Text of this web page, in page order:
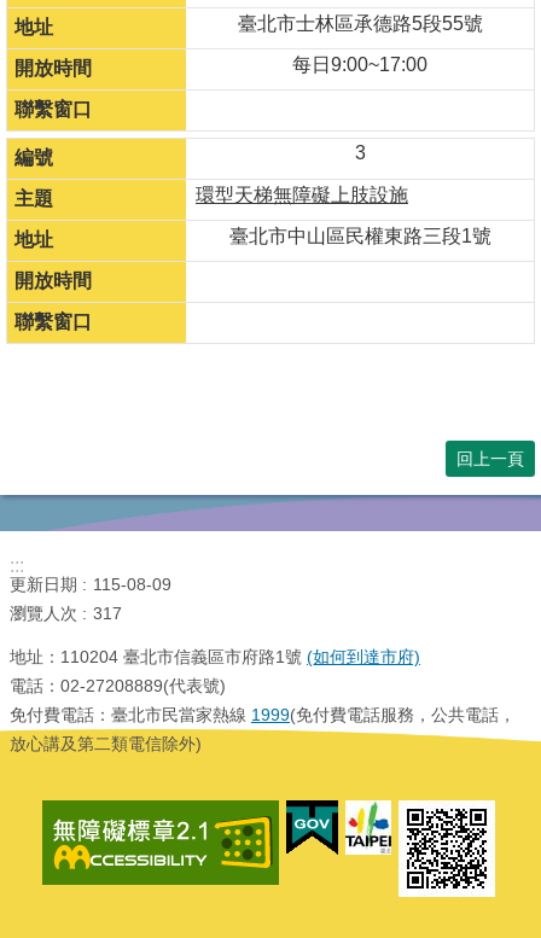
謂
「共
融」
規
劃
中
的
遊
戲
場
回
首
覽
臺
北
市
政
臺
北
通
臺北市士林區承德路5段55號
每日9:00~17:00
3
環型天梯無障礙上肢設施
臺北市中山區民權東路三段1號
回上一頁
:::
更新日期
115-08-09
瀏覽人次
317
地址：110204 臺北市信義區市府路1號 (如何到達市府)
電話：02-27208889(代表號)
免付費電話：臺北市民當家熱線 1999(免付費電話服務，公共電話，
放心講及第二類電信除外)